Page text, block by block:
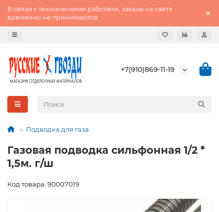
В связи с техническими работами, заказы на сайте
временно не принимаются
+7(910)869-11-19
Подводка для газа
Газовая подводка сильфонная 1/2 *
1,5м. г/ш
Код товара: 90007019